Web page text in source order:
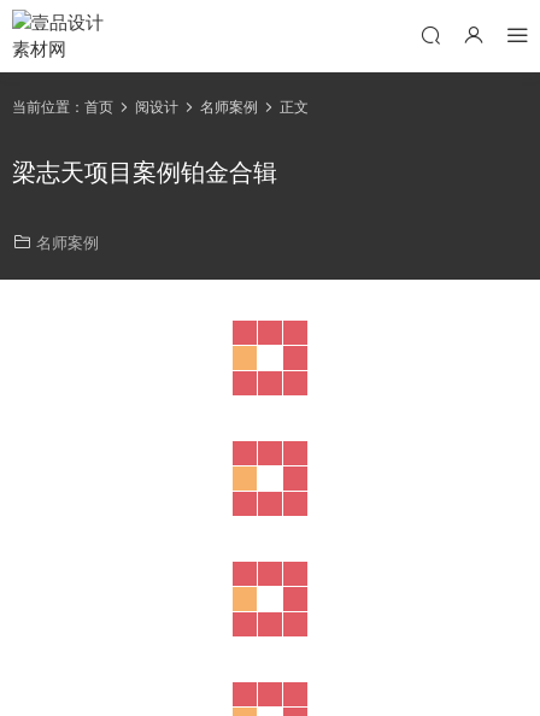
当前位置： 首页 阅设计 名师案例 正文
梁志天项目案例铂金合辑
名师案例